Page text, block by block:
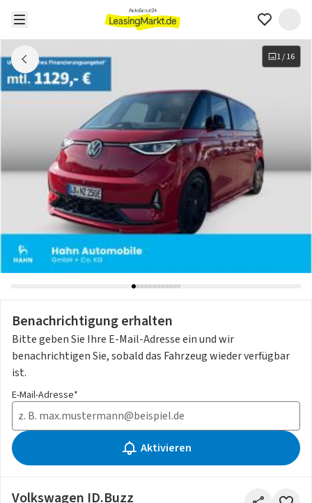
1/16
Benachrichtigung erhalten
Bitte geben Sie Ihre E-Mail-Adresse ein und wir
benachrichtigen Sie, sobald das Fahrzeug wieder verfügbar
ist.
E-Mail-Adresse*
Aktivieren
Volkswagen ID.Buzz